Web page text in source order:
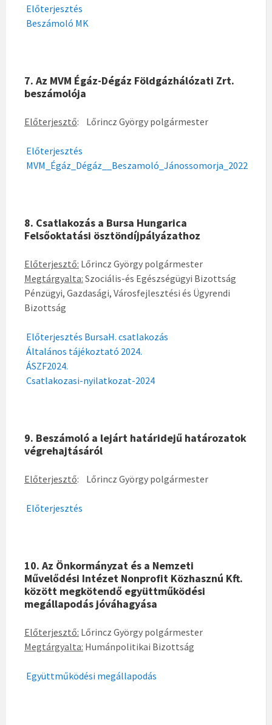
Előterjesztés
Beszámoló MK
7. Az MVM Égáz-Dégáz Földgázhálózati Zrt.
beszámolója
Előterjesztő: Lőrincz György polgármester
Előterjesztés
MVM_Égáz_Dégáz__Beszamoló_Jánossomorja_2022
8. Csatlakozás a Bursa Hungarica
Felsőoktatási ösztöndíjpályázathoz
Előterjesztő: Lőrincz György polgármester
Megtárgyalta: Szociális-és Egészségügyi Bizottság
Pénzügyi, Gazdasági, Városfejlesztési és Ügyrendi
Bizottság
Előterjesztés BursaH. csatlakozás
Általános tájékoztató 2024.
ÁSZF2024.
Csatlakozasi-nyilatkozat-2024
9. Beszámoló a lejárt határidejű határozatok
végrehajtásáról
Előterjesztő: Lőrincz György polgármester
Előterjesztés
10. Az Önkormányzat és a Nemzeti
Művelődési Intézet Nonprofit Közhasznú Kft.
között megkötendő együttműködési
megállapodás jóváhagyása
Előterjesztő: Lőrincz György polgármester
Megtárgyalta: Humánpolitikai Bizottság
Együttműködési megállapodás